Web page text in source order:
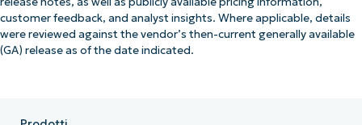
customer feedback, and analyst insights. Where applicable, details
were reviewed against the vendor’s then-current generally available
(GA) release as of the date indicated.